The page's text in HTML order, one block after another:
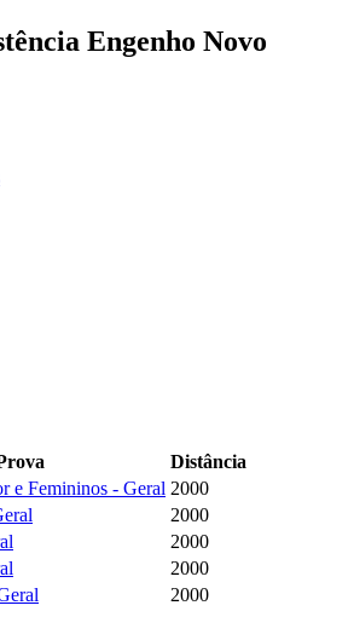
Engenho Novo
Distância
e Femininos - Geral 2000
2000
2000
2000
2000